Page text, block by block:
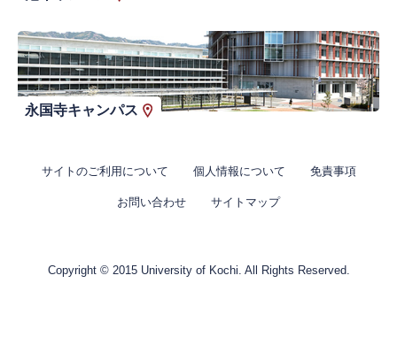
永国寺キャンパス
サイトのご利用について 個人情報について 免責事項
お問い合わせ サイトマップ
Copyright © 2015 University of Kochi. All Rights Reserved.